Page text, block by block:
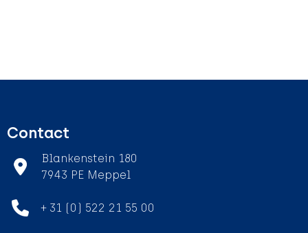
Contact
Blankenstein 180
7943 PE Meppel
+ 31 (0) 522 21 55 00